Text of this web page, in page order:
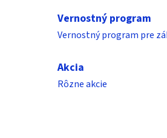
Vernostný program
Vernostný program pre
Akcia
Rôzne akcie